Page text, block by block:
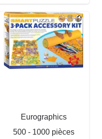
Eurographics
500 - 1000 pièces